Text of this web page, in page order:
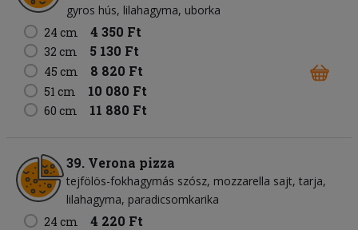
gyros hús lilahagyma uborka
24 cm
4 350 Ft
32 cm 5 130 Ft
45 cm 8 820 Ft
51 cm 10 080 Ft
60 cm 11 880 Ft
39. Verona pizza
tejfölös-fokhagymás szósz mozzarella sajt tarja
lilahagyma paradicsomkarika
24 cm
4 220 Ft